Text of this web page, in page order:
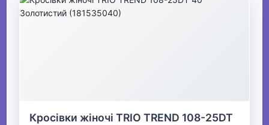
Кросівки жіночі TRIO TREND 108-25DT